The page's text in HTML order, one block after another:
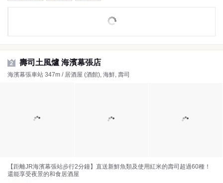
2 壽司土風爐 海濱幕張店
海濱幕張車站 347m / 居酒屋 (酒館), 海鮮, 壽司
【距離JR海濱幕張站步行2分鐘】直送新鮮魚類及使用紅米的壽司超過60種！
還能享受夜景的和食居酒屋